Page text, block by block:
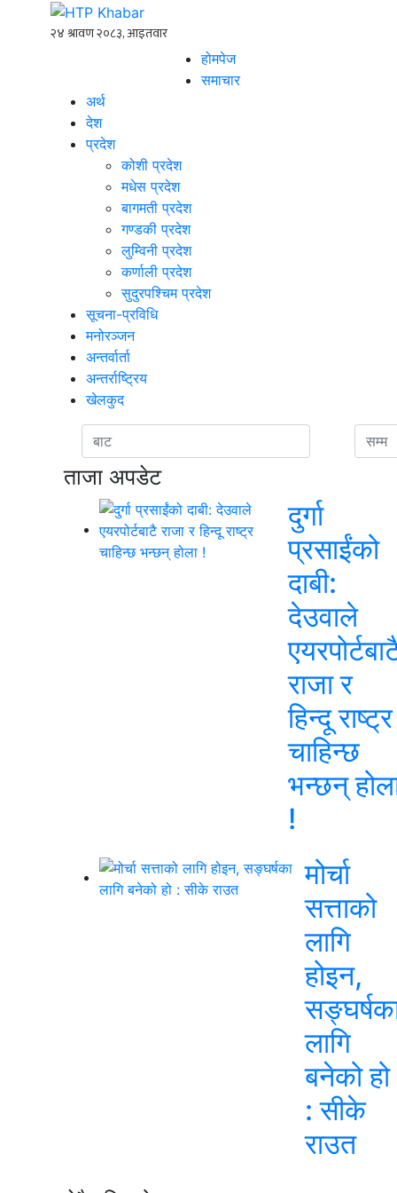
होमपेज
समाचार
अर्थ
देश
प्रदेश
कोशी प्रदेश
मधेस प्रदेश
बागमती प्रदेश
गण्डकी प्रदेश
लुम्विनी प्रदेश
कर्णाली प्रदेश
सुदुरपश्चिम प्रदेश
सूचना-प्रविधि
मनोरञ्जन
अन्तर्वार्ता
अन्तर्राष्ट्रिय
खेलकुद
ताजा अपडेट
दुर्गा
प्रसाईंको
दाबी:
देउवाले
राजा र
हिन्दू राष्ट्र
चाहिन्छ
भन्छन्
!
मोर्चा
सत्ताको
लागि
होइन,
लागि
बनेको हो
: सीके
राउत